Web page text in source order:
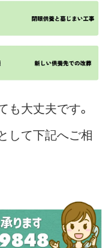
大丈夫です。
して下記へご相